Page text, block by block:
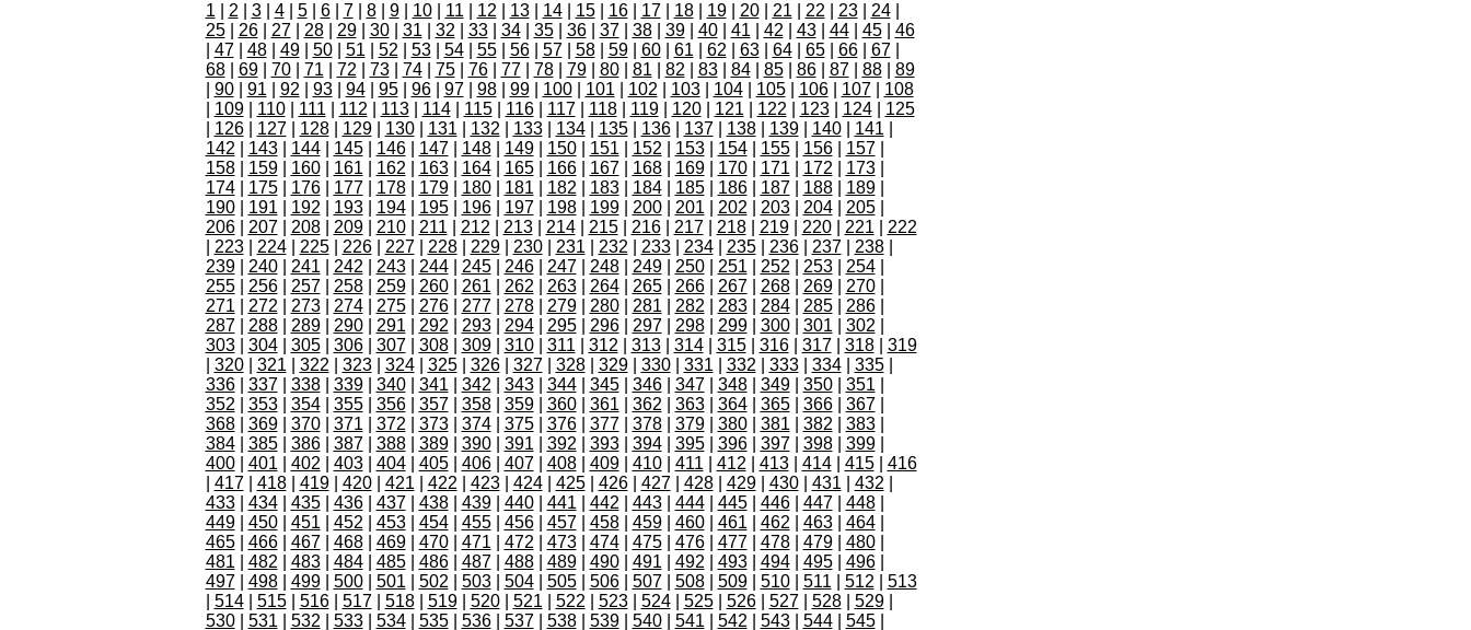
1 2 3| 4| 5| 6| 7| 8| 9| 10| 11 12 13| 14| 15| 16| 17| 18| 19| 20| 21 22 23| 24|
25| 26| 27| 28| 29| 30| 31 32 33| 34| 35| 36| 37| 38| 39| 40| 41 42 43| 44| 45| 46
47| 48| 49| 50| 51 52 53| 54| 55| 56| 57| 58| 59| 60| 61 62 63| 64| 65| 66| 67|
68| 69| 70| 71 72 73| 74| 75| 76| 77| 78| 79| 80| 81 82 83| 84| 85| 86| 87| 88| 89
90| 91 92 93| 94| 95| 96| 97| 98| 99| 100| 101 102 103| 104| 105| 106| 107| 108
109| 110| 111 112 113| 114| 115| 116| 117| 118| 119| 120| 121 122 123| 124| 125
126| 127| 128| 129| 130| 131 132 133| 134| 135| 136| 137| 138| 139| 140| 141
142
143| 144| 145| 146| 147| 148| 149| 150| 151 152 153| 154| 155| 156| 157|
158| 159| 160| 161 162 163| 164| 165| 166| 167| 168| 169| 170| 171 172 173|
174| 175| 176| 177| 178| 179| 180| 181 182 183| 184| 185| 186| 187| 188| 189|
190| 191 192 193| 194| 195| 196| 197| 198| 199| 200| 201 202 203| 204| 205|
206| 207| 208| 209| 210| 211 212 213| 214| 215| 216| 217| 218| 219| 220| 221
222
223| 224| 225| 226| 227| 228| 229| 230| 231 232 233| 234| 235| 236| 237| 238|
239| 240| 241 242 243| 244| 245| 246| 247| 248| 249| 250| 251 252 253| 254|
255| 256| 257| 258| 259| 260| 261 262 263| 264| 265| 266| 267| 268| 269| 270|
271
272 273| 274| 275| 276| 277| 278| 279| 280| 281 282 283| 284| 285| 286|
287| 288| 289| 290| 291 292 293| 294| 295| 296| 297| 298| 299| 300| 301 302
303| 304| 305| 306| 307| 308| 309| 310| 311 312 313| 314| 315| 316| 317| 318| 319
320| 321 322 323| 324| 325| 326| 327| 328| 329| 330| 331 332 333| 334| 335|
336| 337| 338| 339| 340| 341 342 343| 344| 345| 346| 347| 348| 349| 350| 351
352
353| 354| 355| 356| 357| 358| 359| 360| 361 362 363| 364| 365| 366| 367|
368| 369| 370| 371 372 373| 374| 375| 376| 377| 378| 379| 380| 381 382 383|
384| 385| 386| 387| 388| 389| 390| 391 392 393| 394| 395| 396| 397| 398| 399|
400| 401 402 403| 404| 405| 406| 407| 408| 409| 410| 411 412 413| 414| 415| 416
417| 418| 419| 420| 421 422 423| 424| 425| 426| 427| 428| 429| 430| 431 432
433| 434| 435| 436| 437| 438| 439| 440| 441 442 443| 444| 445| 446| 447| 448|
449| 450| 451 452 453| 454| 455| 456| 457| 458| 459| 460| 461 462 463| 464|
465| 466| 467| 468| 469| 470| 471 472 473| 474| 475| 476| 477| 478| 479| 480|
481
482 483| 484| 485| 486| 487| 488| 489| 490| 491 492 493| 494| 495| 496|
497| 498| 499| 500| 501 502 503| 504| 505| 506| 507| 508| 509| 510| 511 512
513
514| 515| 516| 517| 518| 519| 520| 521 522 523| 524| 525| 526| 527| 528| 529|
530| 531 532 533| 534| 535| 536| 537| 538| 539| 540| 541 542 543| 544| 545|